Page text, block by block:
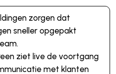
zorgen dat
sneller opgepakt
ziet live de voortgang
met klanten